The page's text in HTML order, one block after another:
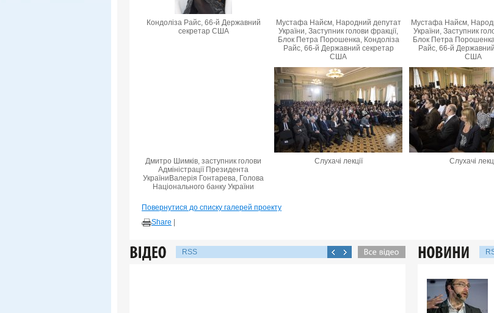
Кондоліза Райс, 66-й Державний
секретар США
Мустафа Найєм, Народний депутат
України, Заступник голови фракції,
Блок Петра Порошенка, Кондоліза
Райс, 66-й Державний секретар
США
Мустафа Найєм,
України, Заступник
Блок Петра
Райс, 66-й
США
Дмитро Шимків, заступник голови
Адміністрації Президента
УкраїниВалерія Гонтарева, Голова
Національного банку України
Слухачі лекції Слухачі
Повернутися до списку галерей проекту
Share
RSS